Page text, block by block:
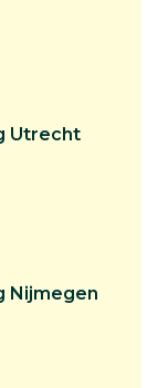
Utrecht
Nijmegen